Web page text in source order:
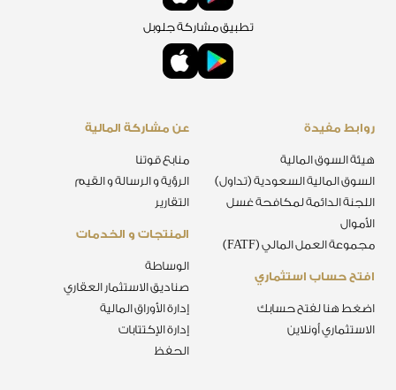
المنتجات و الخدمات
الوساطة
صناديق الاستثمار العقاري
إدارة الأوراق المالية
إدارة الإكتتابات
الحفظ
عن مشاركة المالية
منابع قوتنا
الرؤية و الرسالة و القيم
التقارير
افتح حساب استثماري
اضغط هنا لفتح حسابك
الاستثماري أونلاين
روابط مفيدة
هيئة السوق المالية
السوق المالية السعودية (تداول)
اللجنة الدائمة لمكافحة غسل
الأموال
مجموعة العمل المالي (FATF)
تطبيق مشاركة جلوبل